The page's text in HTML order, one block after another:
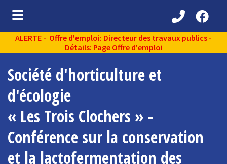
(Découvrir )
(Services aux citoyens )
(Partenaires )
(Loisirs et vie communautaire )
(Environnement )
ALERTE - Offre d'emploi: Directeur des travaux publics -
Détails: Page Offre d'emploi
Société d'horticulture et
d'écologie
« Les Trois Clochers » -
Conférence sur la conservation
et la lactofermentation des